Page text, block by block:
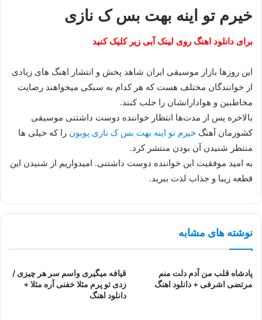
خیرم تو اینه بهت بس ک نازی
برای دانلود اهنگ روی لینک آبی زیر کلیک کنید
این روزها بازار موسیقی ایران شاهد پخش و انتشار اهنگ های زیادی
از خوانندگان مختلف هست که هر کدام به سبکی میخواهند رضایت
مخاطبین و هوادارانشان را جلب کنند.
بالاخره پس از مدت‌ها انتظار خواننده دوست داشتنی موسیقی
کشورمان آهنگ خیرم تو اینه بهت بس ک نازی پوبون را که خیلی ها
منتظر شنیدن آن بودن منتشر کرد.
به امید موفقیت این خواننده دوست داشتنی. امیدواریم از شنیدن این
قطعه زیبا و جذاب لذت ببرید.
نوشته های مشابه
پادشاه قلب من آدم دلت منم
مرتضی اشرفی + دانلود اهنگ
قیافه میگیری واسم سر هر چیزی /
زدی تو پرم مثلا خفنی آره مثلا +
دانلود اهنگ